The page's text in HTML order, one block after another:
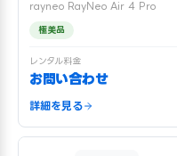
rayneo RayNeo Air 4 Pro
極美品
レンタル料金
お問い合わせ
詳細を見る